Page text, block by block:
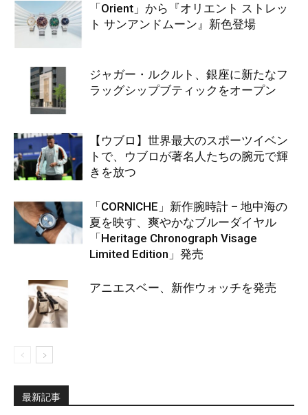
「Orient」から『オリエント ストレッ
ト サンアンドムーン』新色登場
ジャガー・ルクルト、銀座に新たなフ
ラッグシップブティックをオープン
【ウブロ】世界最大のスポーツイベン
トで、ウブロが著名人たちの腕元で輝
きを放つ
「CORNICHE」新作腕時計 – 地中海の
夏を映す、爽やかなブルーダイヤル
「Heritage Chronograph Visage
Limited Edition」発売
アニエスベー、新作ウォッチを発売
最新記事